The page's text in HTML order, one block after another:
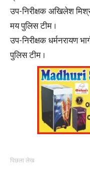
उप-निरीक्षक अखिलेश
मय पुलिस टीम ।
उप-निरीक्षक धर्मनरायण
पुलिस टीम ।
पिछला लेख